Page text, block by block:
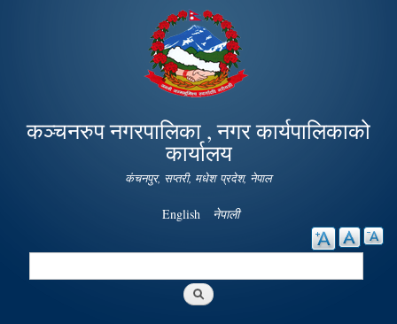
Skip to
main
content
कञ्चनरुप नगरपालिका , नगर कार्यपालिकाको
कार्यालय
कंचनपुर, सप्तरी, मधेश प्रदेश, नेपाल
English नेपाली
Search